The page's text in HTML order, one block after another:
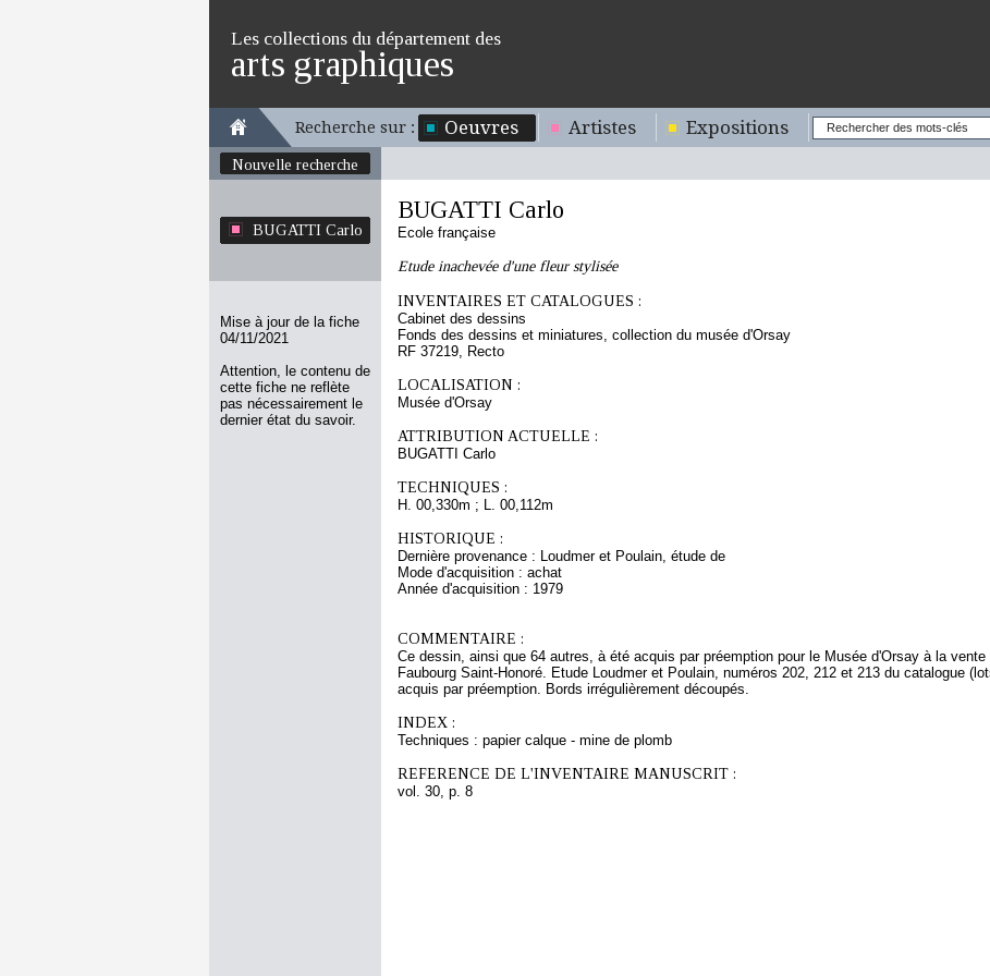
Les collections du département des
arts graphiques
Recherche sur : Oeuvres Artistes Expositions
Nouvelle recherche
BUGATTI Carlo
Mise à jour de la fiche
04/11/2021
Attention, le contenu de
cette fiche ne reflète
pas nécessairement le
dernier état du savoir.
BUGATTI Carlo
Ecole française
Etude inachevée d'une fleur stylisée
INVENTAIRES ET CATALOGUES :
Cabinet des dessins
Fonds des dessins et miniatures, collection du musée d'Orsay
RF 37219, Recto
LOCALISATION :
Musée d'Orsay
ATTRIBUTION ACTUELLE :
BUGATTI Carlo
TECHNIQUES :
H. 00,330m ; L. 00,112m
HISTORIQUE :
Dernière provenance : Loudmer et Poulain, étude de
Mode d'acquisition : achat
Année d'acquisition : 1979
COMMENTAIRE :
Ce dessin, ainsi que 64 autres, à été acquis par préemption pour le Musée d'Orsay à la
Faubourg Saint-Honoré. Etude Loudmer et Poulain, numéros 202, 212 et 213 du catalogue
acquis par préemption. Bords irrégulièrement découpés.
INDEX :
Techniques : papier calque - mine de plomb
REFERENCE DE L'INVENTAIRE MANUSCRIT :
vol. 30, p. 8